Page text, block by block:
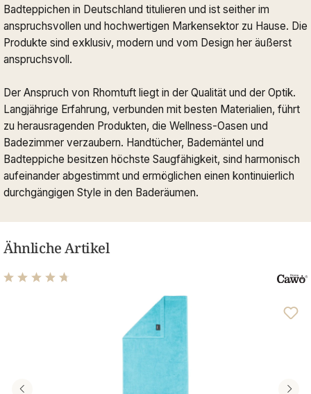
Badteppichen in Deutschland titulieren und ist seither im
anspruchsvollen und hochwertigen Markensektor zu Hause. Die
Produkte sind exklusiv, modern und vom Design her äußerst
anspruchsvoll.
Der Anspruch von Rhomtuft liegt in der Qualität und der Optik.
Langjährige Erfahrung, verbunden mit besten Materialien, führt
zu herausragenden Produkten, die Wellness-Oasen und
Badezimmer verzaubern. Handtücher, Bademäntel und
Badteppiche besitzen höchste Saugfähigkeit, sind harmonisch
aufeinander abgestimmt und ermöglichen einen kontinuierlich
durchgängigen Style in den Baderäumen.
Ähnliche Artikel
Durchschnittliche Bewertung von 4.63 von 5 Sternen